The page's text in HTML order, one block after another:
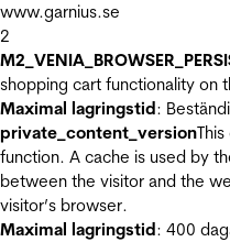
www.garnius.se
2
shopping cart functionality on
Maximal lagringstid:
private_content_version
function. A cache is used by
between the visitor and the
visitor’s browser.
Maximal lagringstid: 400